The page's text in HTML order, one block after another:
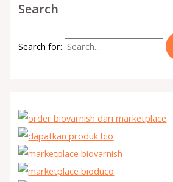
Search
Search for: